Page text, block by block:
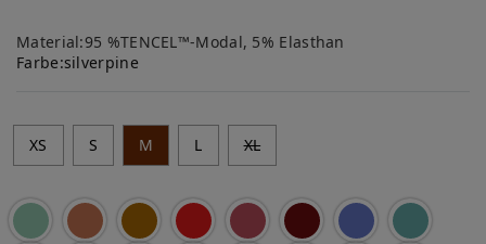
Material:95 %TENCEL™-Modal, 5% Elasthan
Farbe:silverpine
XS S M L XL